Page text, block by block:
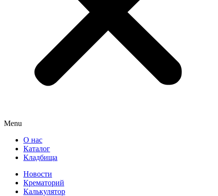
Menu
О нас
Каталог
Кладбища
Новости
Крематорий
Калькулятор